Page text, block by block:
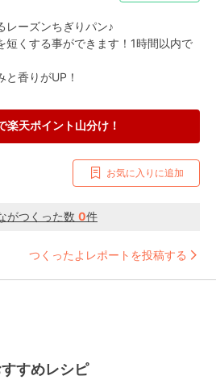
レーズンちぎりパン♪
短くする事ができます！1時間以内で
香りがUP！
楽天ポイント山分け！
お気に入りに追加
がつくった数 0件
つくったよレポートを投稿する
すめレシピ